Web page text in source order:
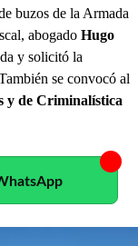
buzos de la Armada
abogado Hugo
y solicitó la
se convocó al
y de Criminalística